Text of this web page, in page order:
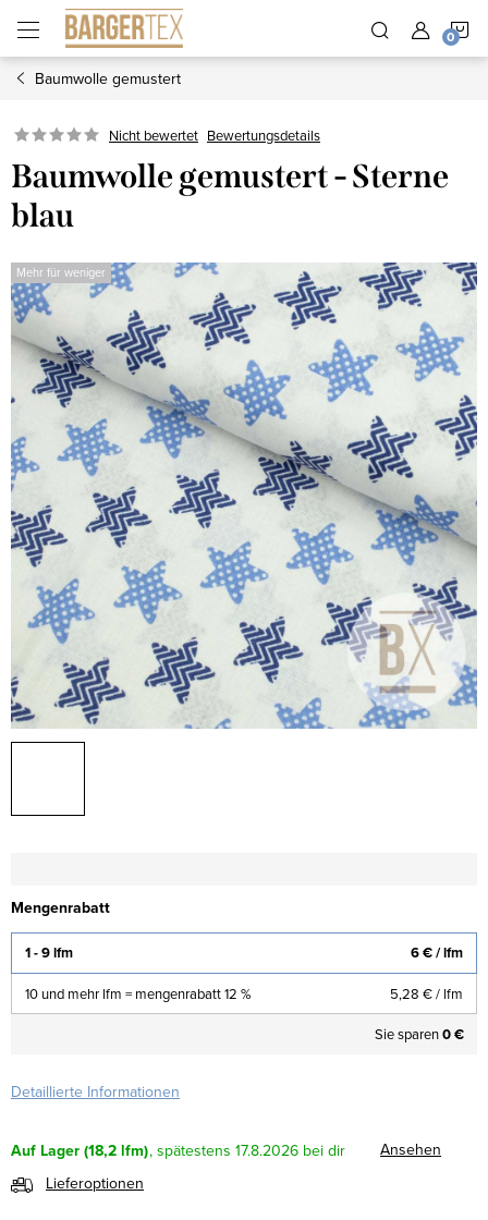
Inhalt
springen
Baumwolle gemustert
Nicht bewertet Bewertungsdetails
Baumwolle gemustert - Sterne
blau
Mehr für weniger
Mengenrabatt
1 - 9 lfm 6 €/ lfm
10 und mehr lfm = mengenrabatt 12 % 5,28 €/ lfm
Sie sparen0 €
Detaillierte Informationen
Auf Lager(18,2 lfm) 17.8.2026
Ansehen
Lieferoptionen